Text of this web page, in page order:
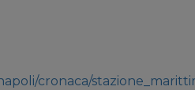
cronaca/